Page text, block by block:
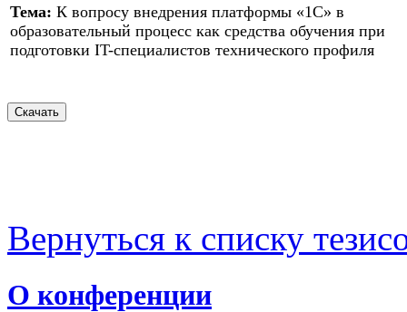
Тема: К вопросу внедрения платформы «1С» в
образовательный процесс как средства обучения при
подготовки IT-специалистов технического профиля
Вернуться к списку
О конференции